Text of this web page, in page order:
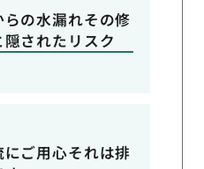
の水漏れその修
されたリスク
ご用心それは排